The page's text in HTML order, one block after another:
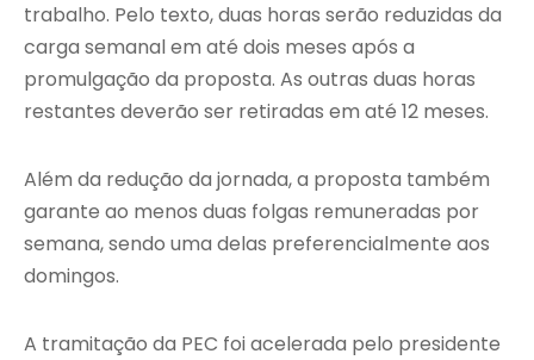
trabalho. Pelo texto, duas horas serão reduzidas da
carga semanal em até dois meses após a
promulgação da proposta. As outras duas horas
restantes deverão ser retiradas em até 12 meses.
Além da redução da jornada, a proposta também
garante ao menos duas folgas remuneradas por
semana, sendo uma delas preferencialmente aos
domingos.
A tramitação da PEC foi acelerada pelo presidente